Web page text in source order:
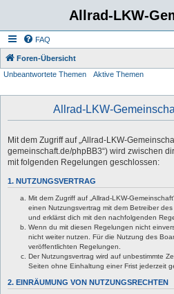
Allrad-LKW-
FAQ
Foren-Übersicht
Unbeantwortete Themen
Aktive Themen
Allrad-LKW-
Mit dem Zugriff auf „Allrad-LKW-
gemeinschaft.de/phpBB3“) wird zwischen
mit folgenden Regelungen geschlossen:
1. NUTZUNGSVERTRAG
Mit dem Zugriff auf „Allrad-LKW-
einen Nutzungsvertrag mit dem Betreiber
und erklärst dich mit den nachfolgenden
Wenn du mit diesen Regelungen nicht
nicht weiter nutzen. Für die Nutzung des
veröffentlichten Regelungen.
Der Nutzungsvertrag wird auf unbestimmte
Seiten ohne Einhaltung einer Frist jederzeit
2. EINRÄUMUNG VON NUTZUNGSRECHTEN